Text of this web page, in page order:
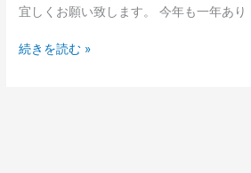
宜しくお願い致します。 今年も一年あ
続きを読む »